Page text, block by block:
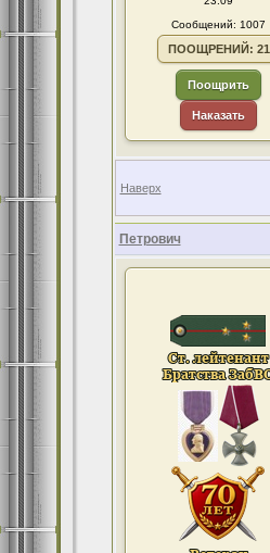
Сообщений: 1007
ПООЩРЕНИЙ: 21
Поощрить
Наказать
Наверх
Петрович